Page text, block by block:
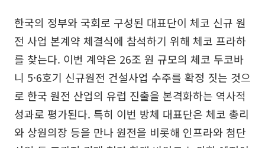
한국의 정부와 국회로 구성된 대표단이 체코 신규 원
전 사업 본계약 체결식에 참석하기 위해 체코 프라하
를 찾는다. 이번 계약은 26조 원 규모의 체코 두코바
니 5·6호기 신규원전 건설사업 수주를 확정 짓는 것으
로 한국 원전 산업의 유럽 진출을 본격화하는 역사적
성과로 평가된다. 특히 이번 방체 대표단은 체코 총리
와 상원의장 등을 만나 원전을 비롯해 인프라와 첨단